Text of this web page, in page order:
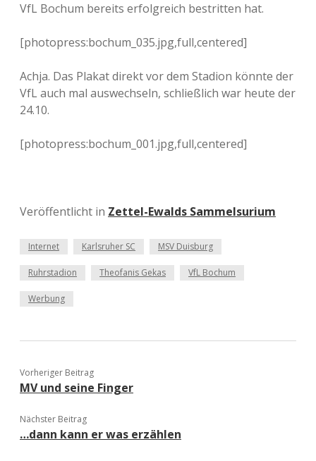
VfL Bochum bereits erfolgreich bestritten hat.
[photopress:bochum_035.jpg,full,centered]
Achja. Das Plakat direkt vor dem Stadion könnte der
VfL auch mal auswechseln, schließlich war heute der
24.10.
[photopress:bochum_001.jpg,full,centered]
Veröffentlicht in Zettel-Ewalds Sammelsurium
Internet Karlsruher SC MSV Duisburg
Ruhrstadion Theofanis Gekas VfL Bochum
Werbung
Vorheriger Beitrag
MV und seine Finger
Nächster Beitrag
…dann kann er was erzählen